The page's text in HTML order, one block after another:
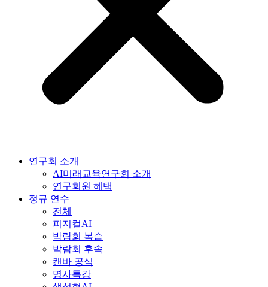
연구회 소개
AI미래교육연구회 소개
연구회원 혜택
정규 연수
전체
피지컬AI
박람회 복습
박람회 후속
캔바 공식
명사특강